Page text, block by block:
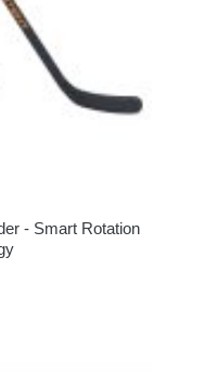
- Smart Rotation